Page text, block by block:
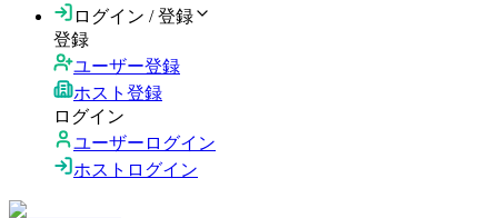
ログイン / 登録
登録
ユーザー登録
ホスト登録
ログイン
ユーザーログイン
ホストログイン